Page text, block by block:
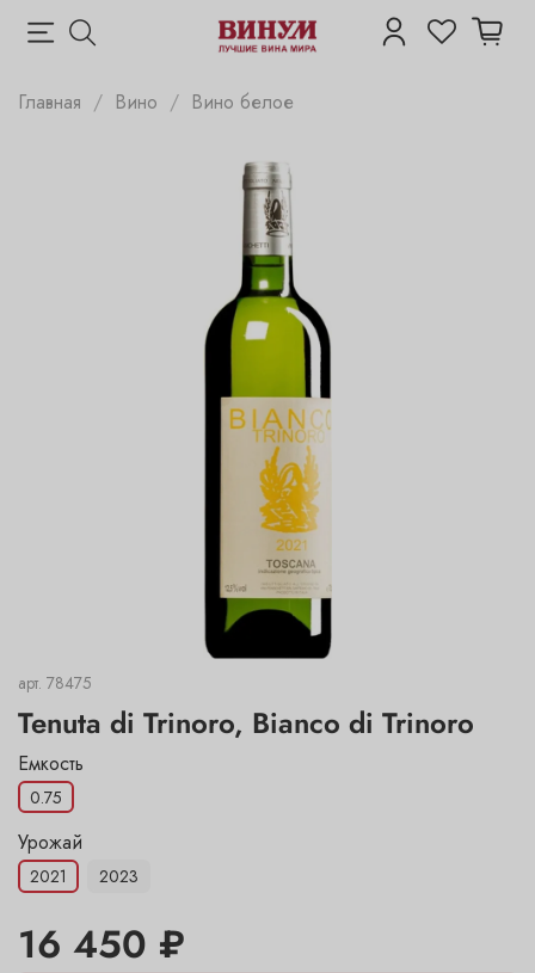
Главная Вино Вино белое
арт. 78475
Tenuta di Trinoro, Bianco di Trinoro
Емкость
0.75
Урожай
2021 2023
16 450 ₽